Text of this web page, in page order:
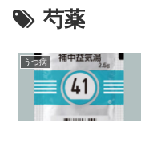
芍薬
うつ病